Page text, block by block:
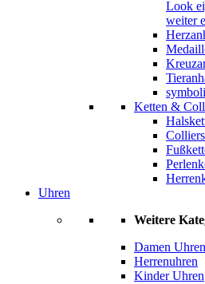
Look
weiter
Ketten &
Colliers
Uhren
Weitere
Damen Uhren
Herrenuhren
Kinder Uhren